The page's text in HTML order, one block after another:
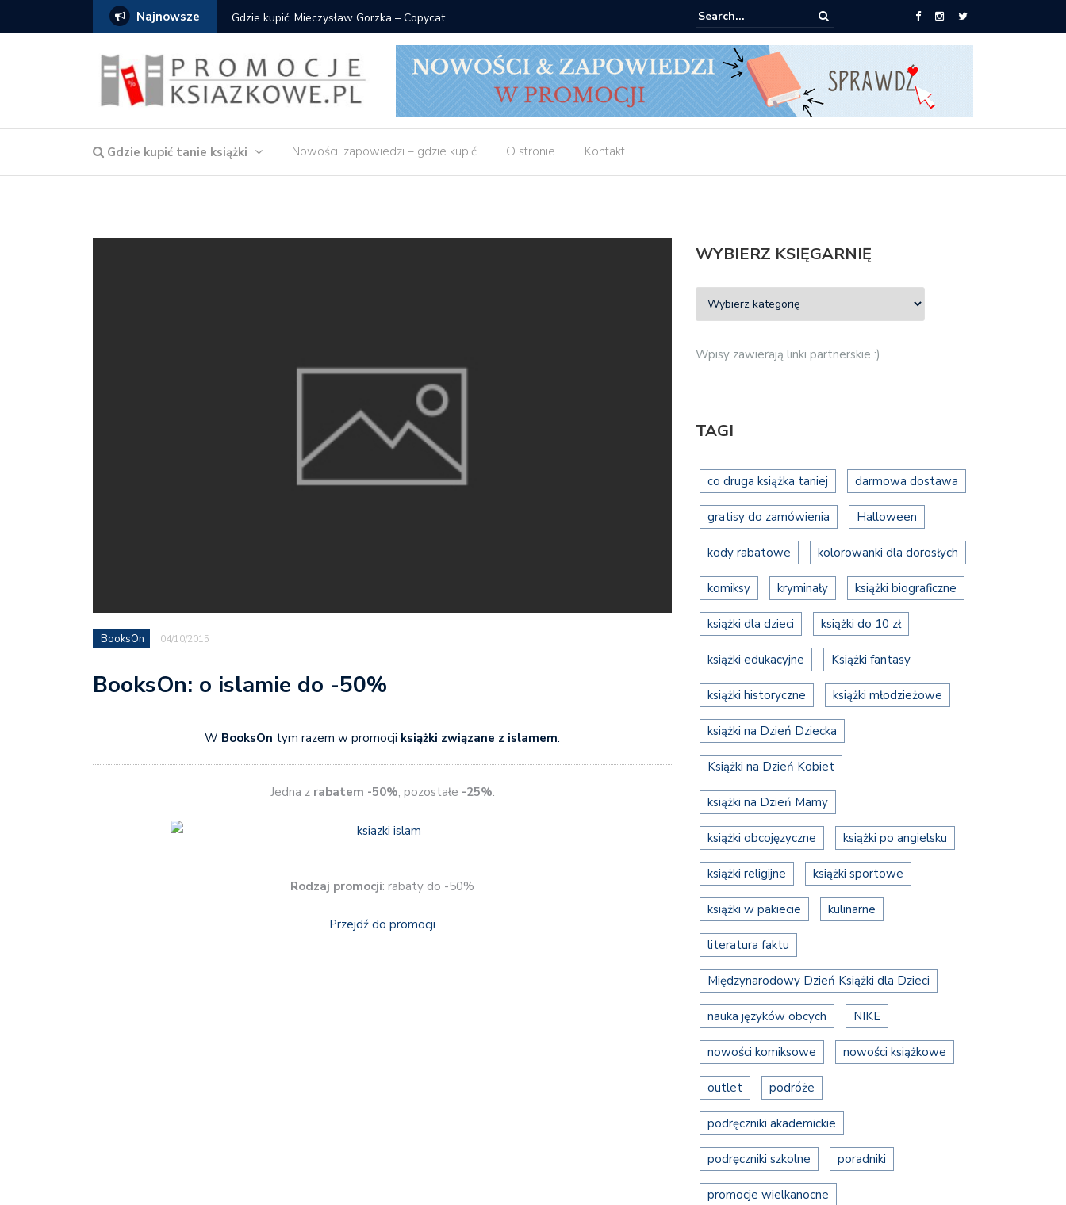
Najnowsze Gdzie kupić: Mieczysław Gorzka – Copycat Znak: książki od 2,90 zł do zamówienia
Gdzie kupić tanie książki Nowości, zapowiedzi – gdzie kupić O stronie Kontakt
BooksOn 04/10/2015
BooksOn: o islamie do -50%
W BooksOn tym razem w promocji książki związane z islamem.
Jedna z rabatem -50%, pozostałe -25%.
Rodzaj promocji: rabaty do -50%
Przejdź do promocji
WYBIERZ KSIĘGARNIĘ
Wpisy zawierają linki partnerskie :)
TAGI
co druga książka taniej darmowa dostawa
gratisy do zamówienia Halloween
kody rabatowe kolorowanki dla dorosłych
komiksy kryminały książki biograficzne
książki dla dzieci książki do 10 zł
książki edukacyjne Książki fantasy
książki historyczne książki młodzieżowe
książki na Dzień Dziecka
Książki na Dzień Kobiet
książki na Dzień Mamy
książki obcojęzyczne książki po angielsku
książki religijne książki sportowe
książki w pakiecie kulinarne
literatura faktu
Międzynarodowy Dzień Książki dla Dzieci
nauka języków obcych NIKE
nowości komiksowe nowości książkowe
outlet podróże
podręczniki akademickie
podręczniki szkolne poradniki
promocje wielkanocne